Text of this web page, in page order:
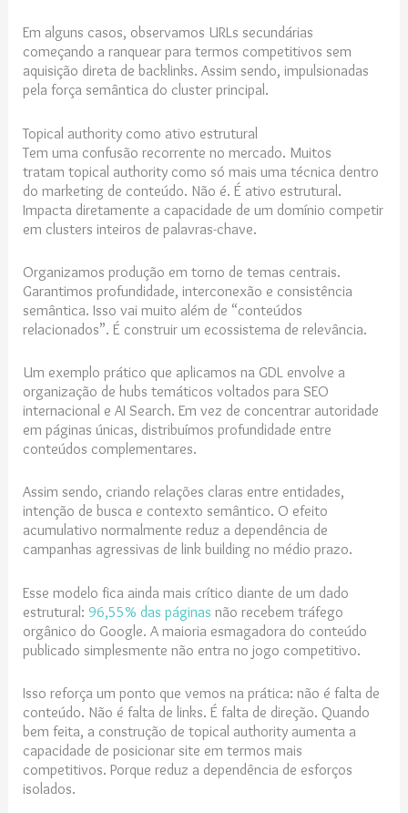
Em alguns casos, observamos URLs secundárias
começando a ranquear para termos competitivos sem
aquisição direta de backlinks. Assim sendo, impulsionadas
pela força semântica do cluster principal.
Topical authority como ativo estrutural
Tem uma confusão recorrente no mercado. Muitos
tratam topical authority como só mais uma técnica dentro
do marketing de conteúdo. Não é. É ativo estrutural.
Impacta diretamente a capacidade de um domínio competir
em clusters inteiros de palavras-chave.
Organizamos produção em torno de temas centrais.
Garantimos profundidade, interconexão e consistência
semântica. Isso vai muito além de “conteúdos
relacionados”. É construir um ecossistema de relevância.
Um exemplo prático que aplicamos na GDL envolve a
organização de hubs temáticos voltados para SEO
internacional e AI Search. Em vez de concentrar autoridade
em páginas únicas, distribuímos profundidade entre
conteúdos complementares.
Assim sendo, criando relações claras entre entidades,
intenção de busca e contexto semântico. O efeito
acumulativo normalmente reduz a dependência de
campanhas agressivas de link building no médio prazo.
Esse modelo fica ainda mais crítico diante de um dado
estrutural: 96,55% das páginas não recebem tráfego
orgânico do Google. A maioria esmagadora do conteúdo
publicado simplesmente não entra no jogo competitivo.
Isso reforça um ponto que vemos na prática: não é falta de
conteúdo. Não é falta de links. É falta de direção. Quando
bem feita, a construção de topical authority aumenta a
capacidade de posicionar site em termos mais
competitivos. Porque reduz a dependência de esforços
isolados.